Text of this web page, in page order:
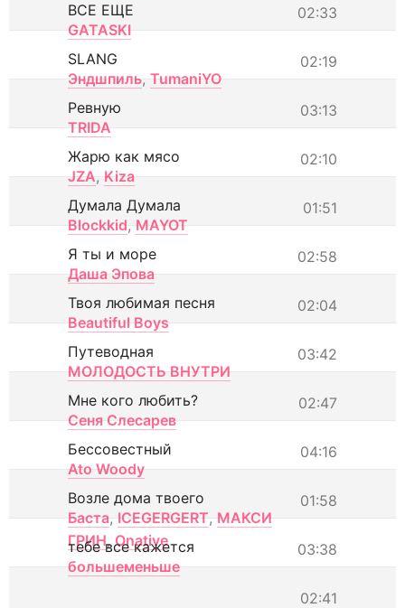
02:33
ВСЕ ЕЩЕ
GATASKI
02:19
SLANG
Эндшпиль, TumaniYO
03:13
Ревную
TRIDA
02:10
Жарю как мясо
JZA, Kiza
01:51
Думала Думала
Blockkid, MAYOT
02:58
Я ты и море
Даша Эпова
02:04
Твоя любимая песня
Beautiful Boys
03:42
Путеводная
МОЛОДОСТЬ ВНУТРИ
02:47
Мне кого любить?
Сеня Слесарев
04:16
Бессовестный
Ato Woody
01:58
Возле дома твоего
Баста, ICEGERGERT, МАКСИ
ГРИН, Onative 03:38
тебе все кажется
большеменьше
02:41